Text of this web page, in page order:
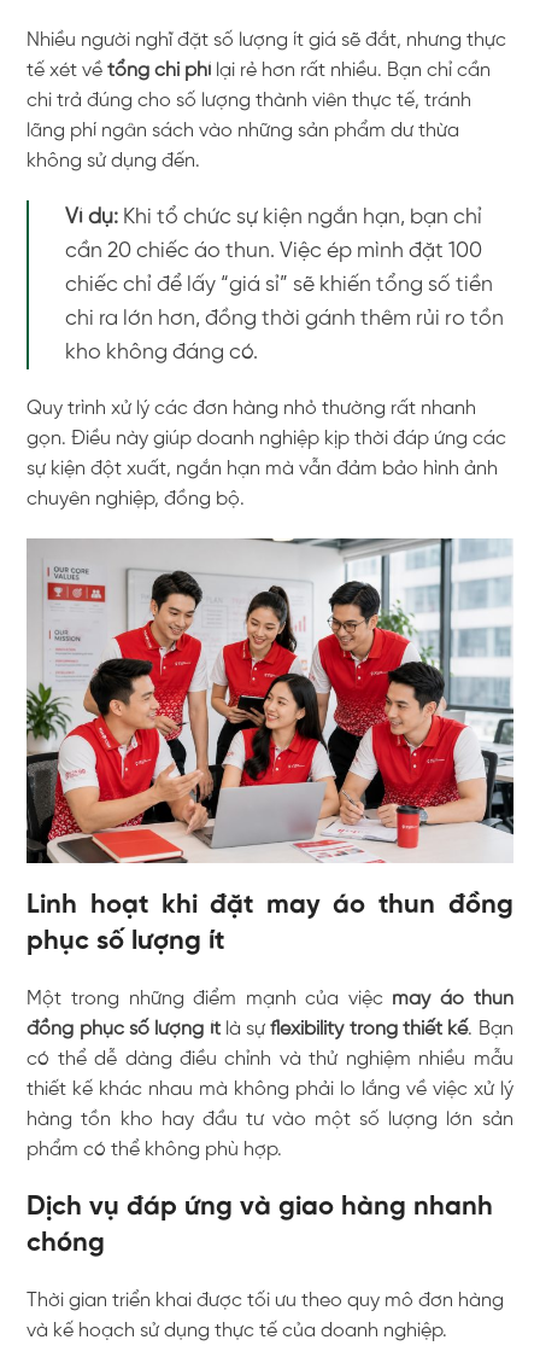
Nhiều người nghĩ đặt số lượng ít giá sẽ đắt, nhưng thực
tế xét vềtổng chi phí lại rẻ hơn rất nhiều. Bạn chỉ cần
chi trả đúng cho số lượng thành viên thực tế, tránh
lãng phí ngân sách vào những sản phẩm dư thừa
không sử dụng đến.
Ví dụ: Khi tổ chức sự kiện ngắn hạn, bạn chỉ
cần 20 chiếc áo thun. Việc ép mình đặt 100
chiếc chỉ để lấy “giá sỉ” sẽ khiến tổng số tiền
chi ra lớn hơn, đồng thời gánh thêm rủi ro tồn
kho không đáng có.
Quy trình xử lý các đơn hàng nhỏ thường rất nhanh
gọn. Điều này giúp doanh nghiệp kịp thời đáp ứng các
sự kiện đột xuất, ngắn hạn mà vẫn đảm bảo hình ảnh
chuyên nghiệp, đồng bộ.
Linh hoạt khi đặt may áo thun đồng
phục số lượng ít
Một trong những điểm mạnh của việc may áo thun
đồng phục số lượng ítlà sựflexibility trong thiết kế. Bạn
có thể dễ dàng điều chỉnh và thử nghiệm nhiều mẫu
thiết kế khác nhau mà không phải lo lắng về việc xử lý
hàng tồn kho hay đầu tư vào một số lượng lớn sản
phẩm có thể không phù hợp.
Dịch vụ đáp ứng và giao hàng nhanh
chóng
Thời gian triển khai được tối ưu theo quy mô đơn hàng
và kế hoạch sử dụng thực tế của doanh nghiệp.